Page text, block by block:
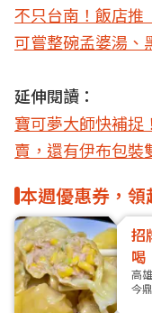
不只台南！飯店推
可嘗整碗孟婆湯、
延伸閱讀：
寶可夢大師快補捉
賣，還有伊布包裝
本週優惠券，領
招
喝
高
今